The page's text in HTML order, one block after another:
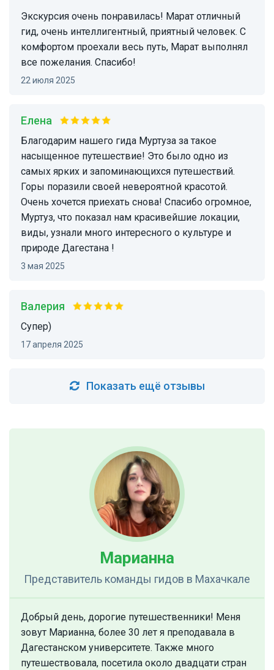
Экскурсия очень понравилась! Марат отличный
гид, очень интеллигентный, приятный человек. С
комфортом проехали весь путь, Марат выполнял
все пожелания. Спасибо!
22 июля 2025
Елена
Благодарим нашего гида Муртуза за такое
насыщенное путешествие! Это было одно из
самых ярких и запоминающихся путешествий.
Горы поразили своей невероятной красотой.
Очень хочется приехать снова! Спасибо огромное,
Муртуз, что показал нам красивейшие локации,
виды, узнали много интересного о культуре и
природе Дагестана !
3 мая 2025
Валерия
Супер)
17 апреля 2025
Показать ещё отзывы
Марианна
Представитель команды гидов в Махачкале
Добрый день, дорогие путешественники! Меня
зовут Марианна, более 30 лет я преподавала в
Дагестанском университете. Также много
путешествовала, посетила около двадцати стран